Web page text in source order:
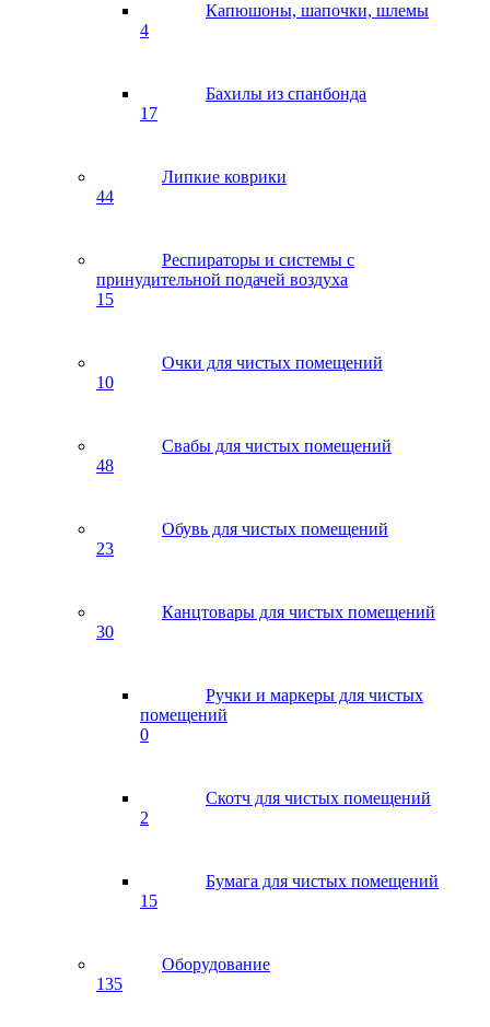
Капюшоны, шапочки, шлемы
4
Бахилы из спанбонда
17
Липкие коврики
44
Респираторы и системы с
принудительной подачей воздуха
15
Очки для чистых помещений
10
Свабы для чистых помещений
48
Обувь для чистых помещений
23
Канцтовары для чистых помещений
30
Ручки и маркеры для чистых
помещений
0
Скотч для чистых помещений
2
Бумага для чистых помещений
15
Оборудование
135